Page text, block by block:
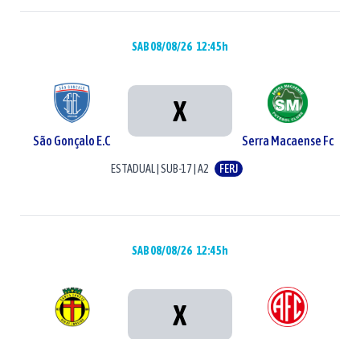
SAB 08/08/26 12:45h
São Gonçalo E.C
X
Serra Macaense Fc
ESTADUAL|SUB-17|A2 FERJ
SAB 08/08/26 12:45h
X